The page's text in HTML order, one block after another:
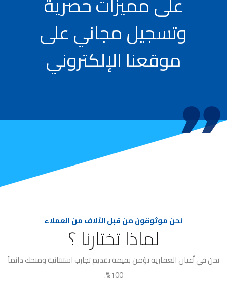
وتسجيل مجاني على
موقعنا الإلكتروني
نحن موثوقون من قبل الآلاف من العملاء
لماذا تختارنا ؟
نحن في أعيان العقارية نؤمن بقيمة تقديم تجارب استنثائية ومنحك دائماً
100%.